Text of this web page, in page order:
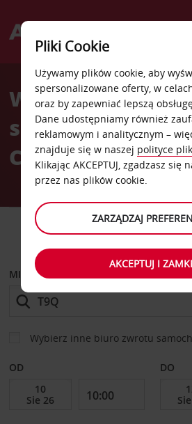
Welcome
AvisWypożyczalnia
samochodów
Co Rogner
SAMOCHÓD
MIEJSCE ODBIORU
Wybierz inne biuro zwrotu
OD DO
Pliki Cookie
Używamy plików cookie, aby
spersonalizowane oferty, w
oraz by zapewniać lepszą
Dane udostępniamy również
reklamowym i analitycznym –
znajduje się w naszej polityce
Klikając AKCEPTUJ, zgadzasz się
przez nas plików cookie.
ZARZĄDZAJ
AKCEPTUJ I